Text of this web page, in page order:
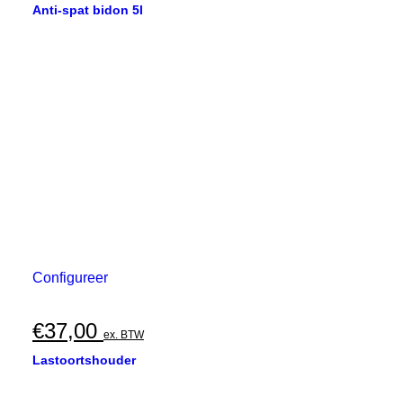
Anti-spat bidon 5l
Configureer
€37,00 ex. BTW
Lastoortshouder